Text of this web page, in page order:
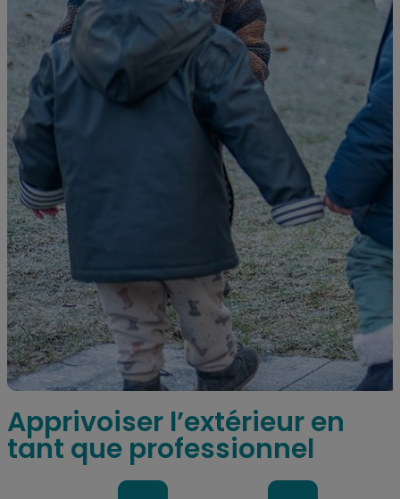
Apprivoiser l’extérieur en
tant que professionnel